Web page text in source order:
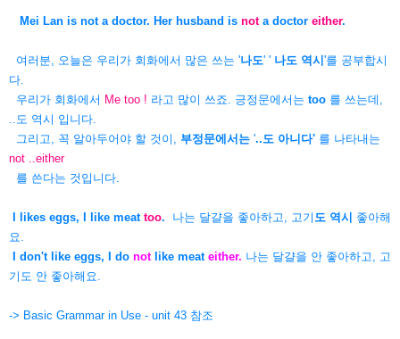
Mei Lan is not a doctor. Her husband is nota doctor either.
여러분, 오늘은 우리가 회화에서 많은 쓰는 '나도' ' 나도 역시 '를 공부합시
다.
우리가 회화에서 Me too ! 라고 많이 쓰죠. 긍정문에서는 too 를 쓰는데,
..도 역시 입니다.
그리고, 꼭 알아두어야 할 것이,
부정문에서는 '..도 아니다' 를 나타내는
not ..either
를 쓴다는 것입니다.
I likes eggs, I like meattoo. 나는 달걀을 좋아하고, 고기 도 역시 좋아해
요.
I don't like eggs, I do notlike meat either. 나는 달걀을 안 좋아하고, 고
기도 안 좋아해요.
-> Basic Grammar in Use - unit 43 참조